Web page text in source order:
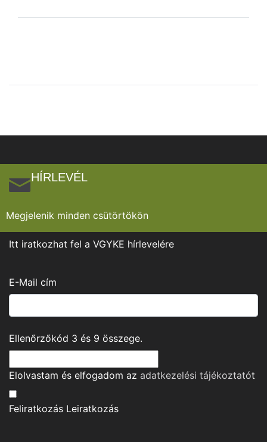
HÍRLEVÉL
Megjelenik minden csütörtökön
Itt iratkozhat fel a VGYKE hírlevelére
E-Mail cím
Ellenőrzőkód 3 és 9 összege.
Elolvastam és elfogadom az adatkezelési tájékoztatót
Feliratkozás Leiratkozás